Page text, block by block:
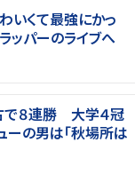
いくて最強にかっ
ッパーのライブへ
で８連勝 大学４冠
の男は「秋場所は